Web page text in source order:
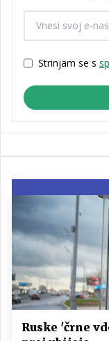
Strinjam se s
Ruske 'črne